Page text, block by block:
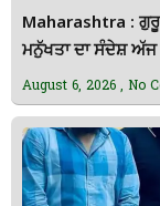
Maharashtra : ਗੁਰੂ
ਮਨੁੱਖਤਾ ਦਾ ਸੰਦੇਸ਼
August 6, 2026 No